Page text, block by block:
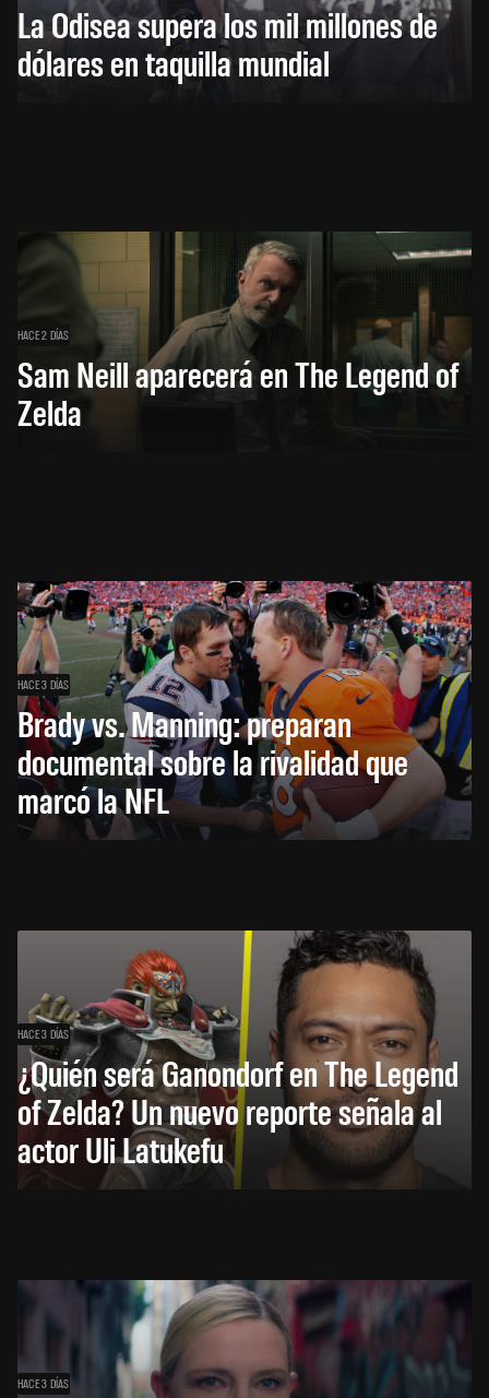
La Odisea supera los mil millones de
dólares en taquilla mundial
HACE 2 DÍAS
Sam Neill aparecerá en The Legend of
Zelda
HACE 3 DÍAS
Brady vs. Manning: preparan
documental sobre la rivalidad que
marcó la NFL
HACE 3 DÍAS
¿Quién será Ganondorf en The Legend
of Zelda? Un nuevo reporte señala al
actor Uli Latukefu
HACE 3 DÍAS